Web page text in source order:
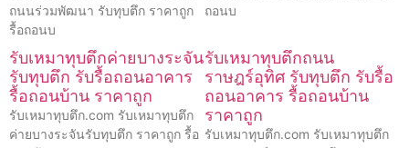
ถนนร่วมพัฒนา รับทุบตึก ราคาถูก
รื้อถอนบ
ถอนบ
รับเหมาทุบตึกค่ายบางระจัน
รับทุบตึก รับรื้อถอนอาคาร
รื้อถอนบ้าน ราคาถูก
รับเหมาทุบตึก.com รับเหมาทุบตึก
ค่ายบางระจันรับทุบตึก ราคาถูก รื้อ
รับเหมาทุบตึกถนน
ราษฎร์อุทิศ รับทุบตึก รับรื้อ
ถอนอาคาร รื้อถอนบ้าน
ราคาถูก
รับเหมาทุบตึก.com รับเหมาทุบตึก